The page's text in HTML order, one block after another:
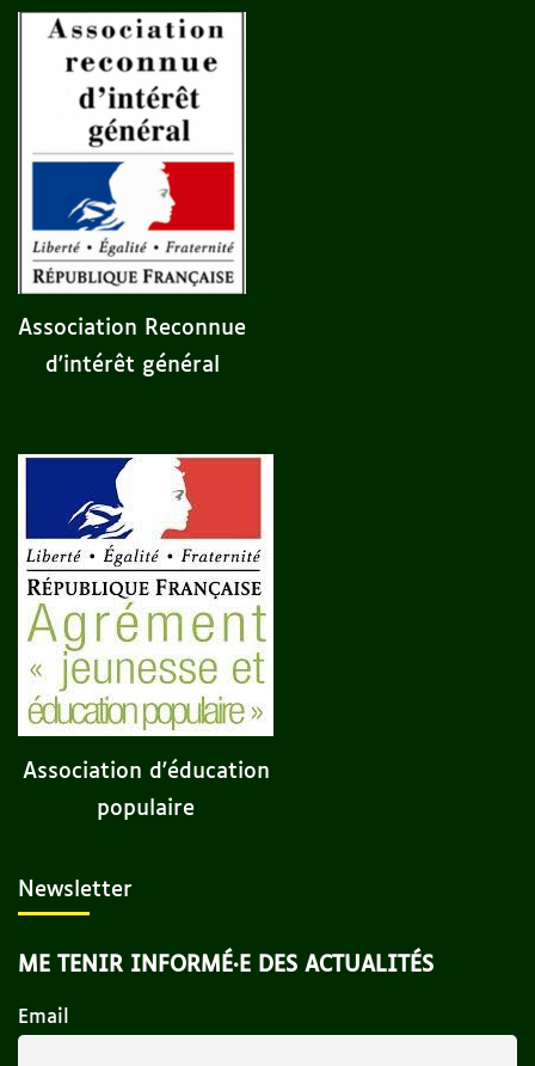
Association Reconnue
d'intérêt général
Association d'éducation
populaire
Newsletter
ME TENIR INFORMÉ·E DES ACTUALITÉS
Email